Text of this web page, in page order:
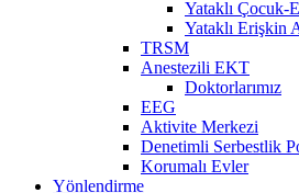
Yataklı Çocuk-
Yataklı Erişkin
TRSM
Anestezili EKT
Doktorlarımız
EEG
Aktivite Merkezi
Denetimli Serbestlik
Korumalı Evler
Yönlendirme